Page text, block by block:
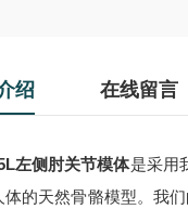
绍 在线留言
左侧肘关节模体是采用
体的天然骨骼模型。我